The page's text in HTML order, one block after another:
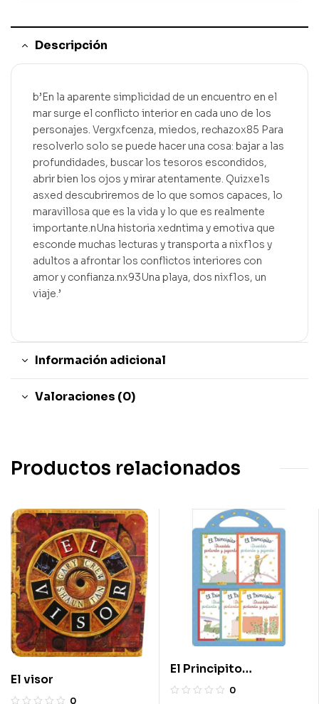
Descripción
b’En la aparente simplicidad de un encuentro en el
mar surge el conflicto interior en cada uno de los
personajes. Vergxfcenza, miedos, rechazox85 Para
resolverlo solo se puede hacer una cosa: bajar a las
profundidades, buscar los tesoros escondidos,
abrir bien los ojos y mirar atentamente. Quizxe1s
asxed descubriremos de lo que somos capaces, lo
maravillosa que es la vida y lo que es realmente
importante.nUna historia xedntima y emotiva que
esconde muchas lecturas y transporta a nixf1os y
adultos a afrontar los conflictos interiores con
amor y confianza.nx93Una playa, dos nixf1os, un
viaje.’
Información adicional
Valoraciones (0)
Productos relacionados
El visor
0
El Principito
¡Diviértete pintando y
0